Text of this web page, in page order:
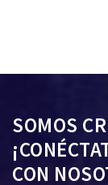
SOMOS
CON